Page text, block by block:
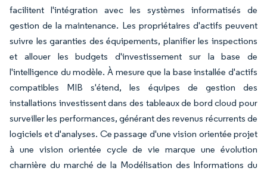
facilitent l'intégration avec les systèmes informatisés de
gestion de la maintenance. Les propriétaires d'actifs peuvent
suivre les garanties des équipements, planifier les inspections
et allouer les budgets d'investissement sur la base de
l'intelligence du modèle. À mesure que la base installée d'actifs
compatibles MIB s'étend, les équipes de gestion des
installations investissent dans des tableaux de bord cloud pour
surveiller les performances, générant des revenus récurrents de
logiciels et d'analyses. Ce passage d'une vision orientée projet
à une vision orientée cycle de vie marque une évolution
charnière du marché de la Modélisation des Informations du